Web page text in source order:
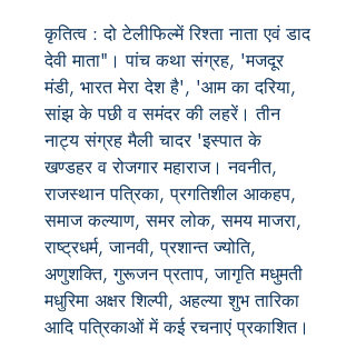
कृतित्व : दो टेलीफिल्में रिश्ता नाता एवं डाद
देवी माता"। पांच कथा संग्रह, 'मजदूर
मंडी, भारत मेरा देश है', 'आम का दरिया,
सांझ के पछी व समंदर की लहरें। तीन
नाट्य संग्रह मैली चादर 'इस्पात के
खण्डहर व रोजगार महाराज। नवनीत,
राजस्थान पत्रिका, प्रगतिशील आकहप,
समाज कल्याण, समर लोक, समय माजरा,
राष्ट्रधर्म, जानवी, प्रशान्त ज्योति,
अणुशक्ति, गुरूजन प्रताप, जागृति मधुमती
मधुरिमा अक्षर शिल्पी, अहल्या शुभ तारिका
आदि पत्रिकाओं में कई रचनाएं प्रकाशित।